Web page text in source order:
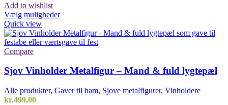
Add to wishlist
Vælg mulighederDette
har
flere
kan
på
varesiden
Quick view
Compare
Sjov Vinholder Metalfigur – Mand & fuld lygtepæl
Alle produkter, Gaver til ham, Sjove metalfigurer, Vinholdere
kr.499,00